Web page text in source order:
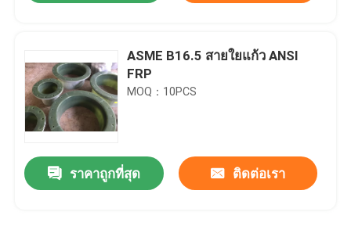
บ้าน
สินค้า
เกี่ยวกับเรา
ASME B16.5 สายใยแก้ว ANSI
FRP
MOQ：10PCS
ราคาถูกที่สุด ติดต่อเรา